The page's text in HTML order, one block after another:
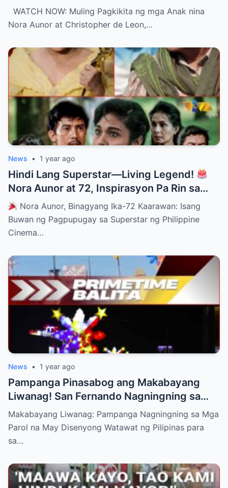
Pagsasama Muli ng mga Anak nina Ate Guy
at Christopher?
WATCH NOW: Muling Pagkikita ng mga Anak nina
Nora Aunor at Christopher de Leon,…
News • 1 year ago
Hindi Lang Superstar—Living Legend!
Nora Aunor at 72, Inspirasyon Pa Rin sa
Lahat!
Nora Aunor, Binagyang Ika-72 Kaarawan: Isang
Buwan ng Pagpupugay sa Superstar ng Philippine
Cinema…
News • 1 year ago
Pampanga Pinasabog ang Makabayang
Liwanag! San Fernando Nagningning sa
Parol na May Disenyong Watawat para sa
Araw ng Kalayaan 2025!
Makabayang Liwanag: Pampanga Nagningning sa Mga
Parol na May Disenyong Watawat ng Pilipinas para
sa…